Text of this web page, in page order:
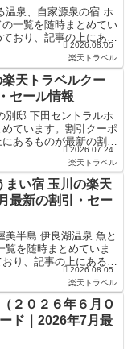
温泉、自家源泉の宿 ホ
一覧を随時まとめてい
おり、記事の上にある
ル・旅館宿泊...2026.08.05
楽天トラベル
天トラベルクー
セール情報
別邸 下田セントラルホ
ています。割引クーポ
あるものが最新の割引
約などで使え...2026.07.24
楽天トラベル
まい宿 玉川の楽天
最新の割引・セー
美半島 伊良湖温泉 魚と
覧を随時まとめていま
り、記事の上にあるも
・旅館宿泊...
2026.08.05
楽天トラベル
２０２６年６月Ｏ
ド｜2026年7月最